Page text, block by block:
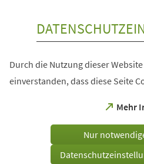
Durch die Nutzung dieser
einverstanden, dass diese Seite
Mehr
(Öffnet
einem
Tab)
Nur